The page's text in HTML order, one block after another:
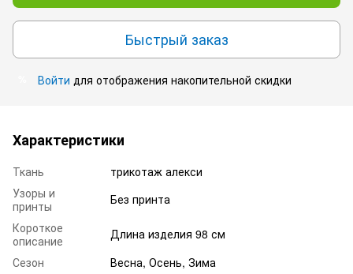
Быстрый заказ
Войти для отображения накопительной скидки
Характеристики
Ткань
трикотаж алекси
Узоры и
принты
Без принта
Короткое
описание
Длина изделия 98 см
Сезон
Весна, Осень, Зима